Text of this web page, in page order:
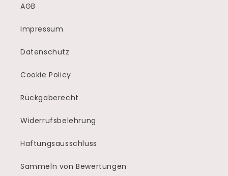
AGB
Impressum
Datenschutz
Cookie Policy
Rückgaberecht
Widerrufsbelehrung
Haftungsausschluss
Sammeln von Bewertungen